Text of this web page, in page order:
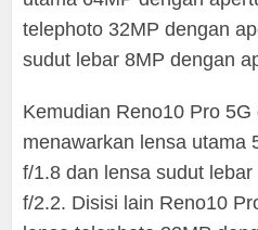
telephoto 32MP dengan
sudut lebar 8MP dengan
Kemudian Reno10 Pro
menawarkan lensa utama
f/1.8 dan lensa sudut
f/2.2. Disisi lain Reno10